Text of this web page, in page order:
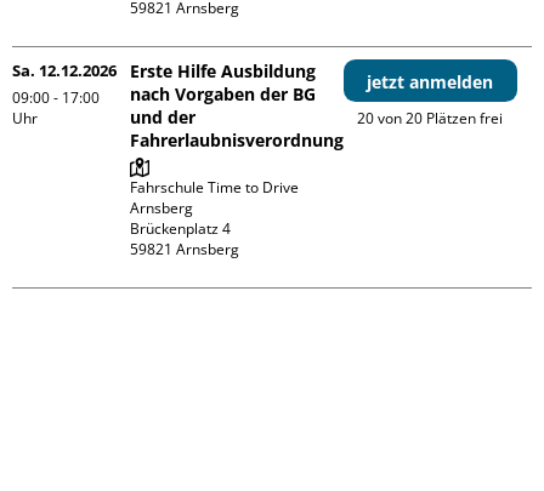
Sa. 12.12.2026
09:00 - 17:00
Uhr
Erste Hilfe Ausbildung
nach Vorgaben der BG
und der
Fahrerlaubnisverordnung
Fahrschule Time to Drive
Arnsberg
Brückenplatz 4
jetzt anmelden
20 von 20 Plätzen frei